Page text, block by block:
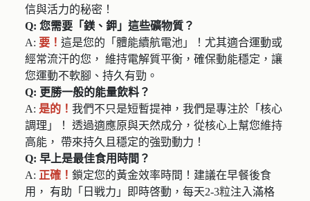
信與活力的秘密！
Q: 您需要「鎂、鉀」這些礦物質？
A: 要！ 這是您的「體能續航電池」！尤其適合運動或
經常流汗的您， 維持電解質平衡，確保動能穩定，讓
您運動不軟腳、持久有勁。
Q: 更勝一般的能量飲料？
A: 是的！ 我們不只是短暫提神，我們是專注於「核心
調理」！ 透過適應原與天然成分，從核心上幫您維持
高能， 帶來持久且穩定的強勁動力！
Q: 早上是最佳食用時間？
A: 正確！ 鎖定您的黃金效率時間！建議在早餐後食
用， 有助「日戦力」即時啓動，每天2-3粒注入滿格